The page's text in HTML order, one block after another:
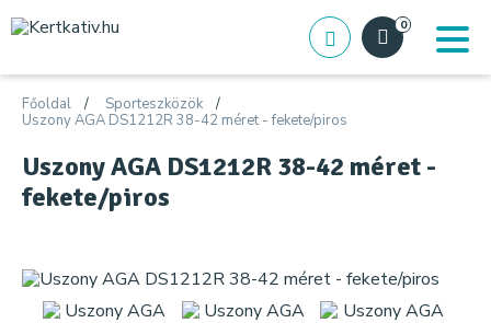
0
Főoldal
Sporteszközök
Uszony AGA DS1212R 38-42 méret - fekete/piros
Uszony AGA DS1212R 38-42 méret -
fekete/piros